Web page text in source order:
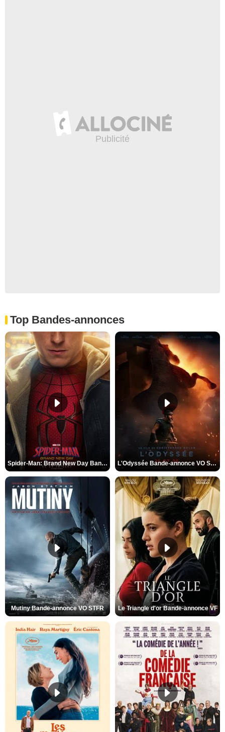
Top Bandes-annonces
Spider-Man: Brand New Day Bande-annonce VO STFR L'Odyssée Bande-annonce VO STFR
Mutiny Bande-annonce VO STFR Le Triangle d'or Bande-annonce VF